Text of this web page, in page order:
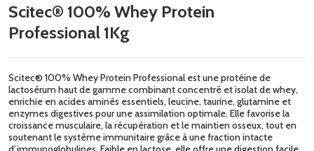
Scitec® 100% Whey Protein
Professional 1Kg
Scitec® 100% Whey Protein Professional est une protéine de
lactosérum haut de gamme combinant concentré et isolat de whey,
enrichie en acides aminés essentiels, leucine, taurine, glutamine et
enzymes digestives pour une assimilation optimale. Elle favorise la
croissance musculaire, la récupération et le maintien osseux, tout en
soutenant le système immunitaire grâce à une fraction intacte